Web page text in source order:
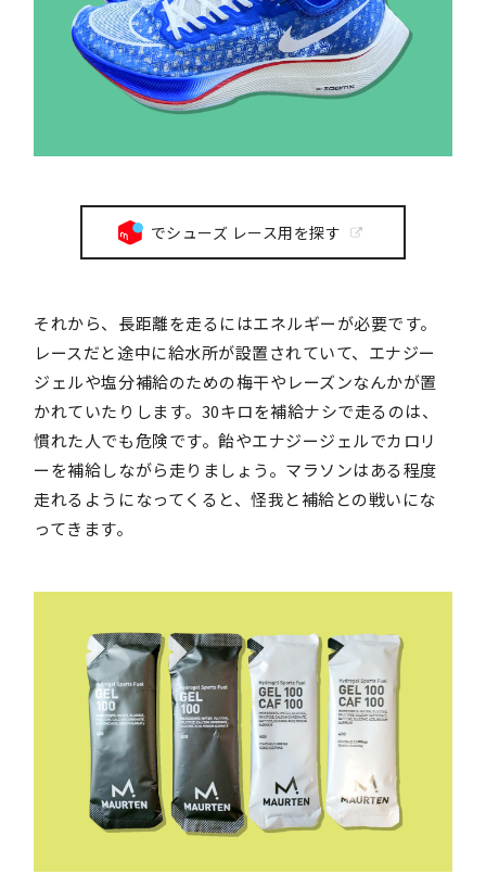
でシューズ レース用を探す
それから、長距離を走るにはエネルギーが必要です。
レースだと途中に給水所が設置されていて、エナジー
ジェルや塩分補給のための梅干やレーズンなんかが置
かれていたりします。30キロを補給ナシで走るのは、
慣れた人でも危険です。飴やエナジージェルでカロリ
ーを補給しながら走りましょう。マラソンはある程度
走れるようになってくると、怪我と補給との戦いにな
ってきます。